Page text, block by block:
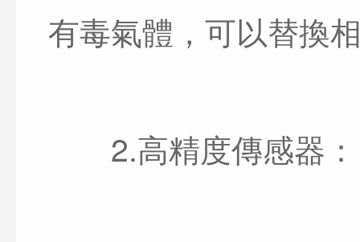
有毒氣體，可以替換
2.高精度傳感器：